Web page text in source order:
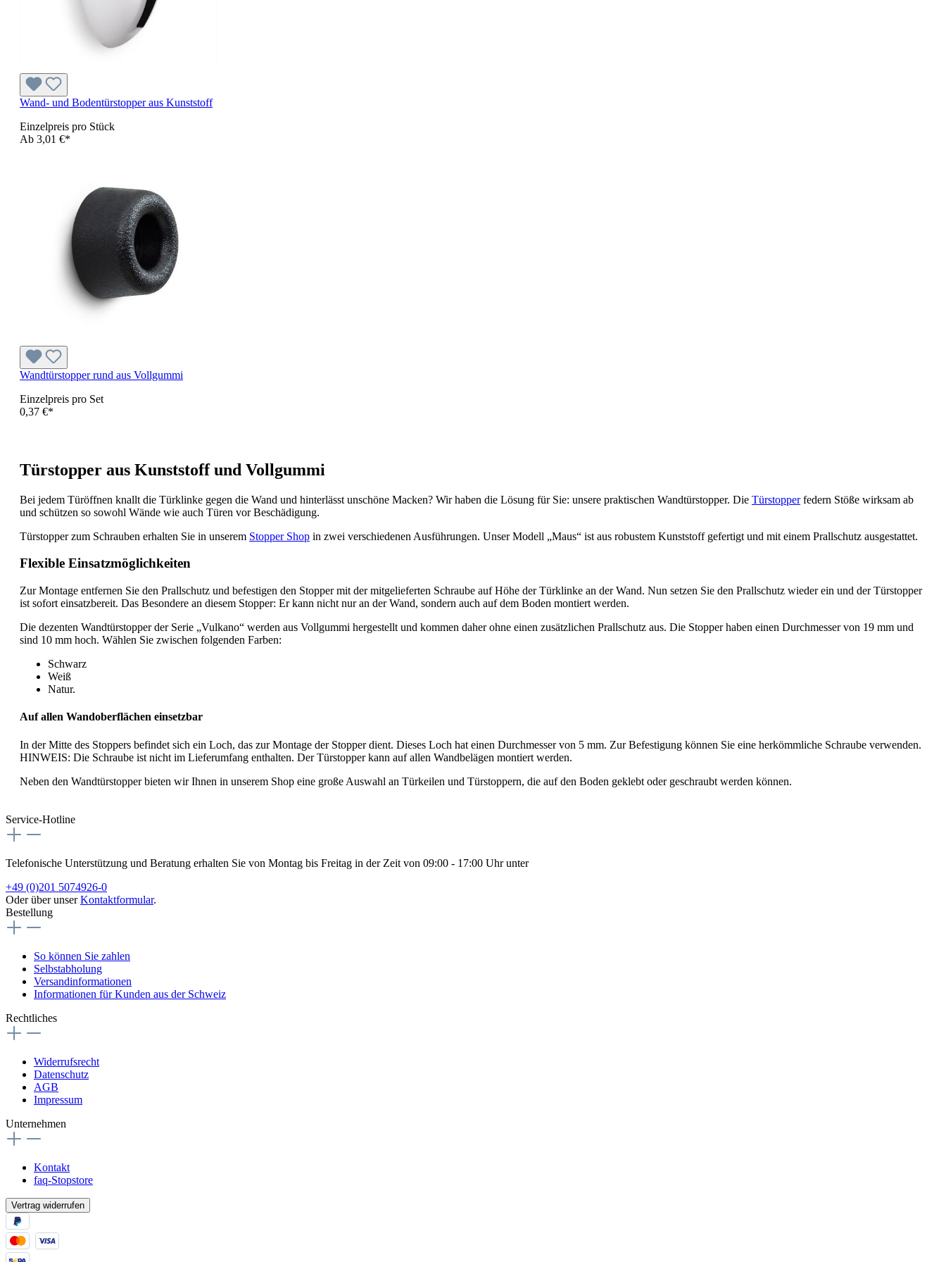
Wand- und Bodentürstopper aus Kunststoff
Einzelpreis pro Stück
Ab 3,01 €*
Wandtürstopper rund aus Vollgummi
Einzelpreis pro Set
0,37 €*
Türstopper aus Kunststoff und Vollgummi
Bei jedem Türöffnen knallt die Türklinke gegen die Wand und hinterlässt unschöne Macken? Wir haben die Lösung für Sie: unsere praktischen Wandtürstopper. Die Türstopperfedern Stöße wirksam ab
und schützen so sowohl Wände wie auch Türen vor Beschädigung.
Türstopper zum Schrauben erhalten Sie in unserem Stopper Shop in zwei verschiedenen Ausführungen. Unser Modell „Maus“ ist aus robustem Kunststoff gefertigt und mit einem Prallschutz ausgestattet.
Flexible Einsatzmöglichkeiten
Zur Montage entfernen Sie den Prallschutz und befestigen den Stopper mit der mitgelieferten Schraube auf Höhe der Türklinke an der Wand. Nun setzen Sie den Prallschutz wieder ein und der Türstopper
ist sofort einsatzbereit. Das Besondere an diesem Stopper: Er kann nicht nur an der Wand, sondern auch auf dem Boden montiert werden.
Die dezenten Wandtürstopper der Serie „Vulkano“ werden aus Vollgummi hergestellt und kommen daher ohne einen zusätzlichen Prallschutz aus. Die Stopper haben einen Durchmesser von 19 mm und
sind 10 mm hoch. Wählen Sie zwischen folgenden Farben:
Schwarz
Weiß
Natur.
Auf allen Wandoberflächen einsetzbar
In der Mitte des Stoppers befindet sich ein Loch, das zur Montage der Stopper dient. Dieses Loch hat einen Durchmesser von 5 mm. Zur Befestigung können Sie eine herkömmliche Schraube verwenden.
HINWEIS: Die Schraube ist nicht im Lieferumfang enthalten. Der Türstopper kann auf allen Wandbelägen montiert werden.
Neben den Wandtürstopper bieten wir Ihnen in unserem Shop eine große Auswahl an Türkeilen und Türstoppern, die auf den Boden geklebt oder geschraubt werden können.
Service-Hotline
Telefonische Unterstützung und Beratung erhalten Sie von Montag bis Freitag in der Zeit von 09:00 - 17:00 Uhr unter
+49 (0)201 5074926-0
Oder über unserKontaktformular.
Bestellung
So können Sie zahlen
Selbstabholung
Versandinformationen
Informationen für Kunden aus der Schweiz
Rechtliches
Widerrufsrecht
Datenschutz
AGB
Impressum
Unternehmen
Kontakt
faq-Stopstore
Vertrag widerrufen